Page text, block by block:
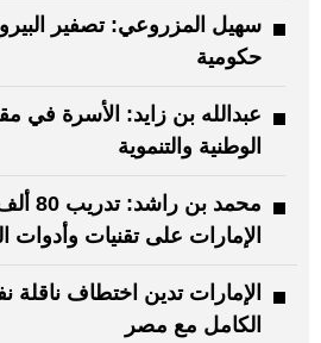
سهيل المزروعي: تصفير
حكومية
عبدالله بن زايد: الأسرة في
الوطنية والتنموية
الإمارات على تقنيات وأدوات
الإمارات تدين اختطاف ناقلة
الكامل مع مصر